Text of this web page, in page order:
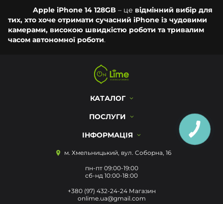
Apple iPhone 14 128GB – це відмінний вибір для
тих, хто хоче отримати сучасний iPhone із чудовими
камерами, високою швидкістю роботи та тривалим
часом автономної роботи.
КАТАЛОГ
ПОСЛУГИ
ІНФОРМАЦІЯ
м. Хмельницький, вул. Соборна, 16
пн-пт 09:00-19:00
сб-нд 10:00-18:00
+380 (97) 432-24-24 Магазин
onlime.ua@gmail.com